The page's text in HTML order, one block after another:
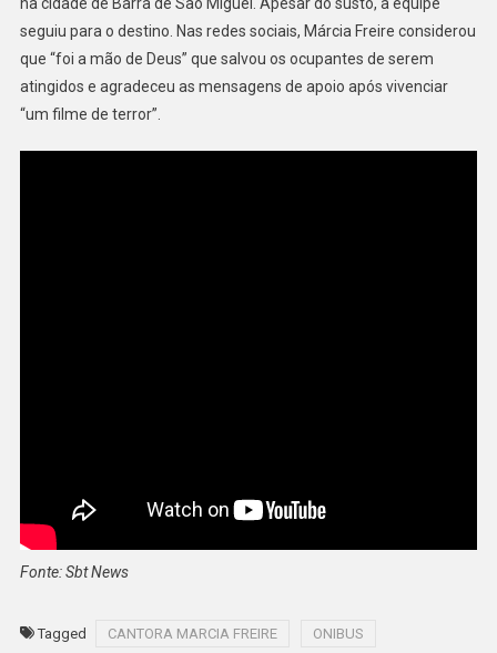
seguiu para o destino. Nas redes sociais, Márcia Freire considerou
que “foi a mão de Deus” que salvou os ocupantes de serem
atingidos e agradeceu as mensagens de apoio após vivenciar
“um filme de terror”.
Fonte: Sbt News
Tagged CANTORA MARCIA FREIRE ONIBUS